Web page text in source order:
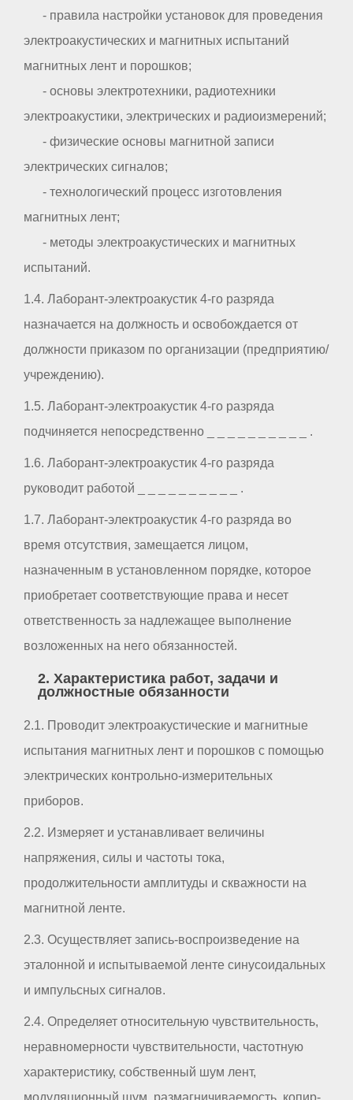
- правила настройки установок для проведения
электроакустических и магнитных испытаний
магнитных лент и порошков;
- основы электротехники, радиотехники
электроакустики, электрических и радиоизмерений;
- физические основы магнитной записи
электрических сигналов;
- технологический процесс изготовления
магнитных лент;
- методы электроакустических и магнитных
испытаний.
1.4. Лаборант-электроакустик 4-го разряда
назначается на должность и освобождается от
должности приказом по организации (предприятию/
учреждению).
1.5. Лаборант-электроакустик 4-го разряда
подчиняется непосредственно _ _ _ _ _ _ _ _ _ _ .
1.6. Лаборант-электроакустик 4-го разряда
руководит работой _ _ _ _ _ _ _ _ _ _ .
1.7. Лаборант-электроакустик 4-го разряда во
время отсутствия, замещается лицом,
назначенным в установленном порядке, которое
приобретает соответствующие права и несет
ответственность за надлежащее выполнение
возложенных на него обязанностей.
2. Характеристика работ, задачи и
должностные обязанности
2.1. Проводит электроакустические и магнитные
испытания магнитных лент и порошков с помощью
электрических контрольно-измерительных
приборов.
2.2. Измеряет и устанавливает величины
напряжения, силы и частоты тока,
продолжительности амплитуды и скважности на
магнитной ленте.
2.3. Осуществляет запись-воспроизведение на
эталонной и испытываемой ленте синусоидальных
и импульсных сигналов.
2.4. Определяет относительную чувствительность,
неравномерности чувствительности, частотную
характеристику, собственный шум лент,
модуляционный шум, размагничиваемость, копир-